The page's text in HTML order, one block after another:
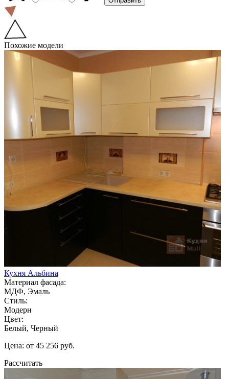
Похожие модели
Кухня Альбина
Материал фасада:
МДФ, Эмаль
Стиль:
Модерн
Цвет:
Белый, Черный
Цена: от 45 256 руб.
Рассчитать